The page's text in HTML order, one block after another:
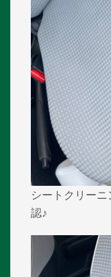
シートクリー
認♪